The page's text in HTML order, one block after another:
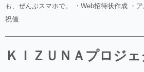
も、ぜんぶスマホで。 ・Web招待状作成 ・
祝儀
ＫＩＺＵＮＡプロジェ